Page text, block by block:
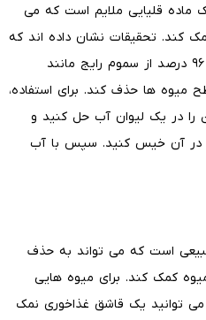
قلیایی ملایم است که می
کند. تحقیقات نشان داده اند که
محلول جوش شیرین می تواند تا ۹۶ درصد از سموم رایج مانند
میوه ها حذف کند. برای استفاده،
در یک لیوان آب حل کنید و
به مدت ۲ تا ۵ دقیقه در آن خیس کنید. سپس با آب
است که می تواند به حذف
کمک کند. برای میوه هایی
می توانید یک قاشق غذاخوری نمک